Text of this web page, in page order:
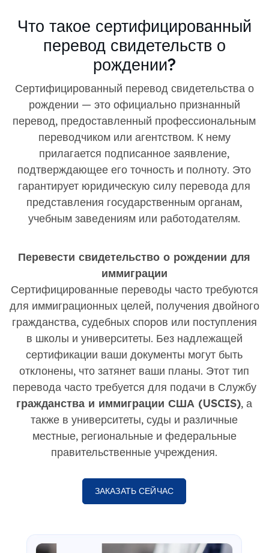
Что такое сертифицированный
перевод свидетельств о
рождении?
Сертифицированный перевод свидетельства о
рождении — это официально признанный
перевод, предоставленный профессиональным
переводчиком или агентством. К нему
прилагается подписанное заявление,
подтверждающее его точность и полноту. Это
гарантирует юридическую силу перевода для
представления государственным органам,
учебным заведениям или работодателям.
Перевести свидетельство о рождении для
иммиграции
Сертифицированные переводы часто требуются
для иммиграционных целей, получения двойного
гражданства, судебных споров или поступления
в школы и университеты. Без надлежащей
сертификации ваши документы могут быть
отклонены, что затянет ваши планы. Этот тип
перевода часто требуется для подачи в Службу
гражданства и иммиграции США (USCIS), а
также в университеты, суды и различные
местные, региональные и федеральные
правительственные учреждения.
ЗАКАЗАТЬ СЕЙЧАС